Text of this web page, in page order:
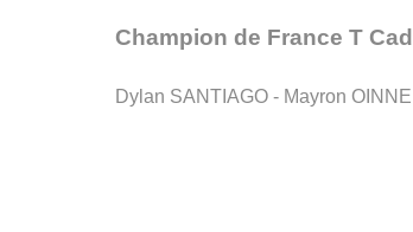
Champion de France T
Dylan SANTIAGO - Mayron